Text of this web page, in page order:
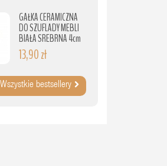
GAŁKA CERAMICZNA
DO SZUFLADY MEBLI
BIAŁA SREBRNA 4cm
13,90 zł
Wszystkie bestsellery